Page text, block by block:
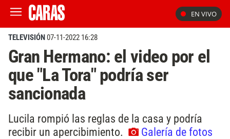
EN VIVO
TELEVISIÓN07-11-2022 16:28
Gran Hermano: el video por el
que "La Tora" podría ser
sancionada
Lucila rompió las reglas de la casa y podría
recibir un apercibimiento.
Galería de fotos